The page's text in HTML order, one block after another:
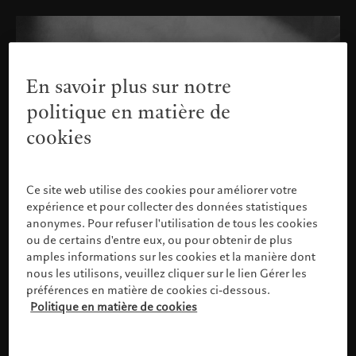
Veuillez confirmer votre profil
En savoir plus sur notre
politique en matière de
cookies
Ce site web utilise des cookies pour améliorer votre
expérience et pour collecter des données statistiques
anonymes. Pour refuser l'utilisation de tous les cookies
ou de certains d'entre eux, ou pour obtenir de plus
amples informations sur les cookies et la manière dont
nous les utilisons, veuillez cliquer sur le lien Gérer les
préférences en matière de cookies ci-dessous.
Politique en matière de cookies